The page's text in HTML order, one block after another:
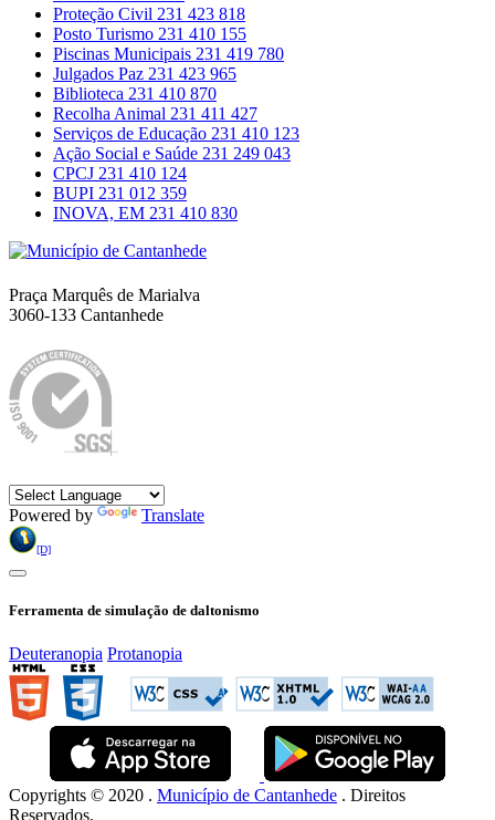
Proteção Civil 231 423 818
Posto Turismo 231 410 155
Piscinas Municipais 231 419 780
Julgados Paz 231 423 965
Biblioteca 231 410 870
Recolha Animal 231 411 427
Serviços de Educação 231 410 123
Ação Social e Saúde 231 249 043
CPCJ 231 410 124
BUPI 231 012 359
INOVA, EM 231 410 830
Praça Marquês de Marialva
3060-133 Cantanhede
Powered by Translate
[D]
Ferramenta de simulação de daltonismo
Deuteranopia Protanopia
Copyrights © 2020 . Município de Cantanhede . Direitos
Reservados.